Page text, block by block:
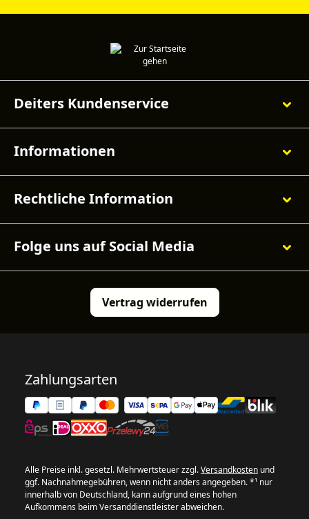
Deiters Kundenservice
Informationen
Rechtliche Information
Folge uns auf Social Media
Vertrag widerrufen
Zahlungsarten
Alle Preise inkl. gesetzl. Mehrwertsteuer zzgl.Versandkosten und
ggf. Nachnahmegebühren, wenn nicht anders angegeben. *¹ nur
innerhalb von Deutschland, kann aufgrund eines hohen
Aufkommens beim Versanddienstleister abweichen.